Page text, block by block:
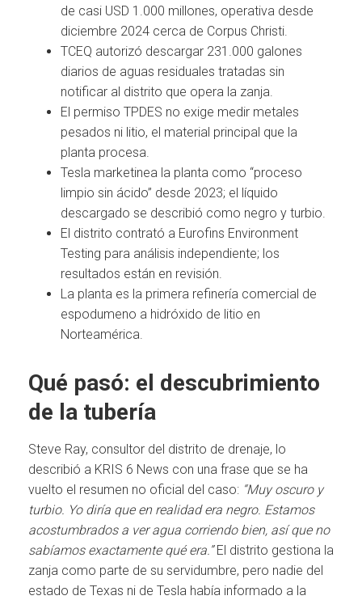
de casi USD 1.000 millones, operativa desde
diciembre 2024 cerca de Corpus Christi.
TCEQ autorizó descargar 231.000 galones
diarios de aguas residuales tratadas sin
notificar al distrito que opera la zanja.
El permiso TPDES no exige medir metales
pesados ni litio, el material principal que la
planta procesa.
Tesla marketinea la planta como “proceso
limpio sin ácido” desde 2023; el líquido
descargado se describió como negro y turbio.
El distrito contrató a Eurofins Environment
Testing para análisis independiente; los
resultados están en revisión.
La planta es la primera refinería comercial de
espodumeno a hidróxido de litio en
Norteamérica.
Qué pasó: el descubrimiento
de la tubería
Steve Ray, consultor del distrito de drenaje, lo
describió a KRIS 6 News con una frase que se ha
vuelto el resumen no oficial del caso: “Muy oscuro y
turbio. Yo diría que en realidad era negro. Estamos
acostumbrados a ver agua corriendo bien, así que no
sabíamos exactamente qué era.”El distrito gestiona la
zanja como parte de su servidumbre, pero nadie del
estado de Texas ni de Tesla había informado a la